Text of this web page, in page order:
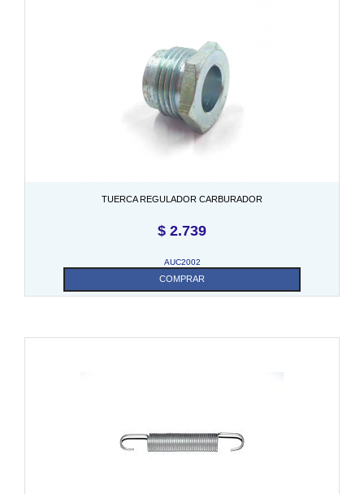
TUERCA REGULADOR CARBURADOR
$ 2.739
AUC2002
COMPRAR